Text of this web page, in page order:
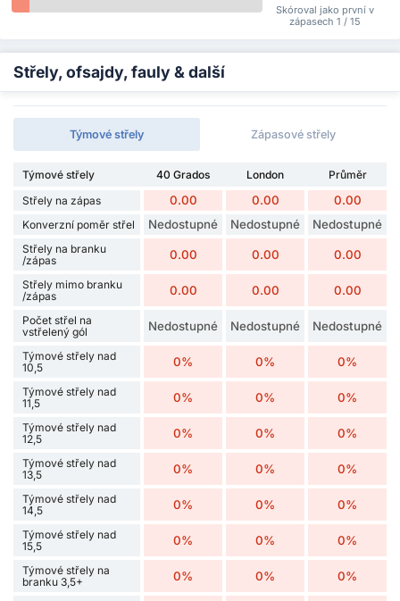
Skóroval jako první v
zápasech 1 / 15
Střely, ofsajdy, fauly & další
Týmové střely Zápasové střely
Týmové střely 40 Grados London
Průměr
Střely na zápas
0.00 0.00 0.00
Konverzní poměr střel Nedostupné Nedostupné Nedostupné
Střely na branku
/zápas
0.00 0.00 0.00
Střely mimo branku
/zápas
0.00 0.00 0.00
Počet střel na
vstřelený gól
Nedostupné Nedostupné Nedostupné
Týmové střely nad
10,5
0% 0% 0%
Týmové střely nad
11,5
0% 0% 0%
Týmové střely nad
12,5
0% 0% 0%
Týmové střely nad
13,5
0% 0% 0%
Týmové střely nad
14,5
0% 0% 0%
Týmové střely nad
15,5
0% 0% 0%
Týmové střely na
branku 3,5+
0% 0% 0%